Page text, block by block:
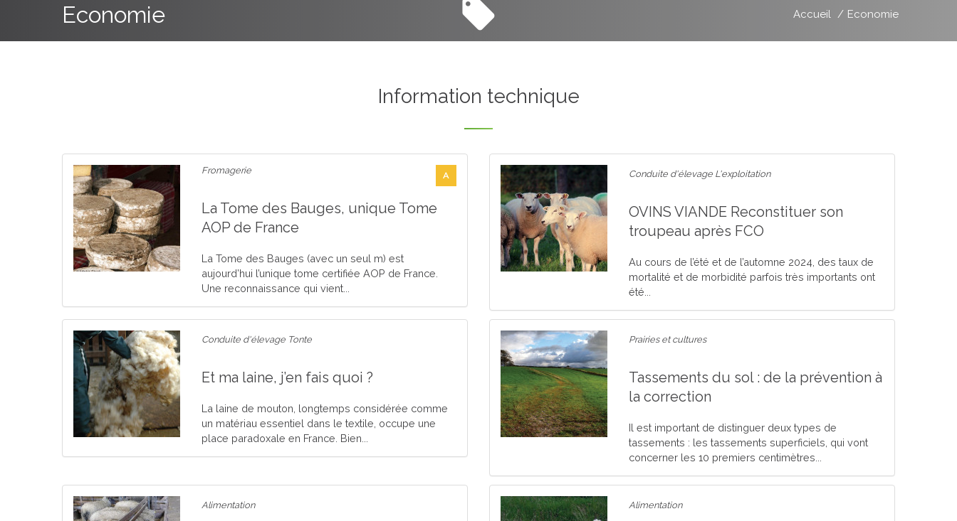
Economie Accueil Economie
Information technique
A
Fromagerie
La Tome des Bauges, unique Tome
AOP de France
La Tome des Bauges (avec un seul m) est
aujourd’hui l’unique tome certifiée AOP de France.
Une reconnaissance qui vient...
Conduite d'élevage L'exploitation
OVINS VIANDE Reconstituer son
troupeau après FCO
Au cours de l’été et de l’automne 2024, des taux de
mortalité et de morbidité parfois très importants ont
été...
Conduite d'élevage Tonte
Et ma laine, j’en fais quoi ?
La laine de mouton, longtemps considérée comme
un matériau essentiel dans le textile, occupe une
place paradoxale en France. Bien...
Prairies et cultures
Tassements du sol : de la prévention à
la correction
Il est important de distinguer deux types de
tassements : les tassements superficiels, qui vont
concerner les 10 premiers centimètres...
Alimentation Alimentation